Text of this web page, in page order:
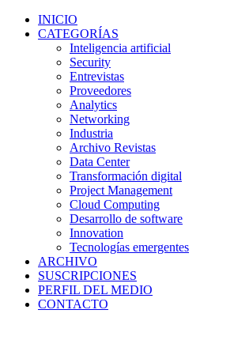
INICIO
CATEGORÍAS
Inteligencia artificial
Security
Entrevistas
Proveedores
Analytics
Networking
Industria
Archivo Revistas
Data Center
Transformación digital
Project Management
Cloud Computing
Desarrollo de software
Innovation
Tecnologías emergentes
ARCHIVO
SUSCRIPCIONES
PERFIL DEL MEDIO
CONTACTO